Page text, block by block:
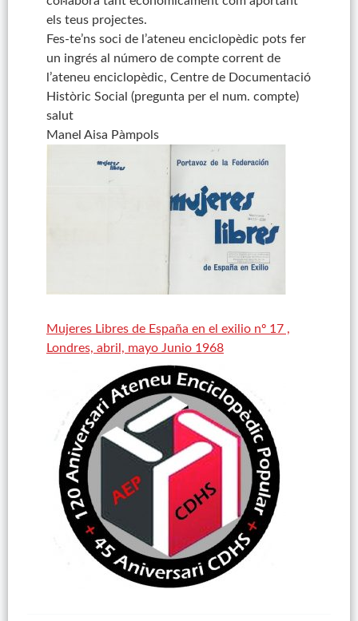
els teus projectes.
Fes-te’ns soci de l’ateneu enciclopèdic pots fer
un ingrés al número de compte corrent de
l’ateneu enciclopèdic, Centre de Documentació
Històric Social (pregunta per el num. compte)
salut
Manel Aisa Pàmpols
Mujeres Libres de España en el exilio nº 17 ,
Londres, abril, mayo Junio 1968